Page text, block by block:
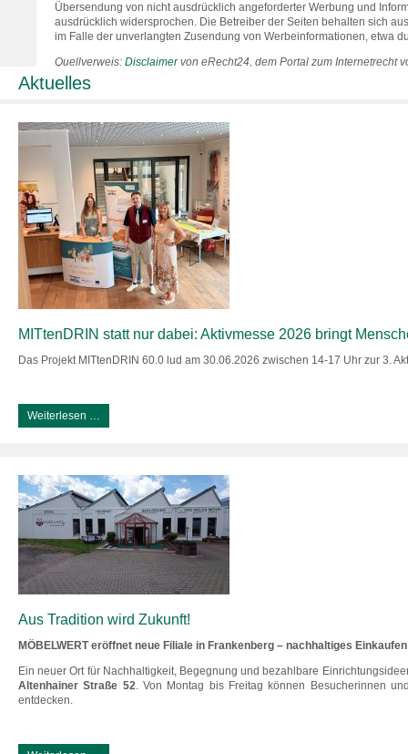
Übersendung von nicht ausdrücklich angeforderter Werbung und
ausdrücklich widersprochen. Die Betreiber der Seiten behalten sich
im Falle der unverlangten Zusendung von Werbeinformationen, etwa
Quellverweis: Disclaimervon eRecht24, dem Portal zum Internetrecht
Aktuelles
MITtenDRIN statt nur dabei: Aktivmesse 2026 bringt
Das Projekt MITtenDRIN 60.0 lud am 30.06.2026 zwischen 14-17 Uhr zur 3.
Weiterlesen …
Aus Tradition wird Zukunft!
MÖBELWERT eröffnet neue Filiale in Frankenberg – nachhaltiges
Ein neuer Ort für Nachhaltigkeit, Begegnung und bezahlbare
Altenhainer Straße 52. Von Montag bis Freitag können Besucherinnen
entdecken.